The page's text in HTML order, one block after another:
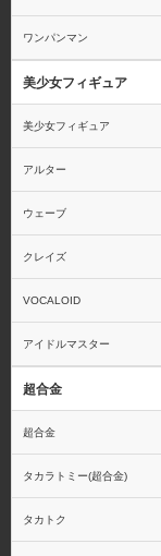
ワンパンマン
美少女フィギュア
美少女フィギュア
アルター
ウェーブ
クレイズ
VOCALOID
アイドルマスター
超合金
超合金
タカラトミー(超合金)
タカトク